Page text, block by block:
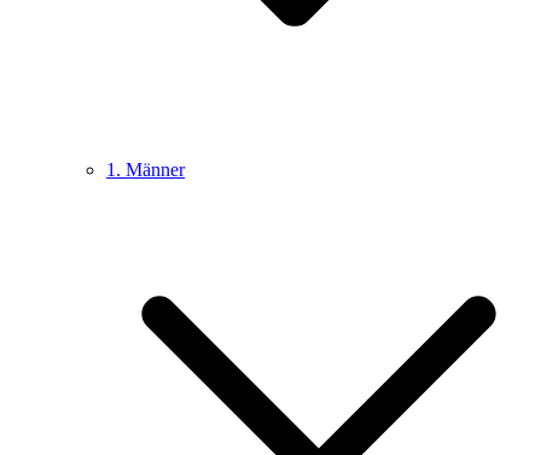
1. Männer